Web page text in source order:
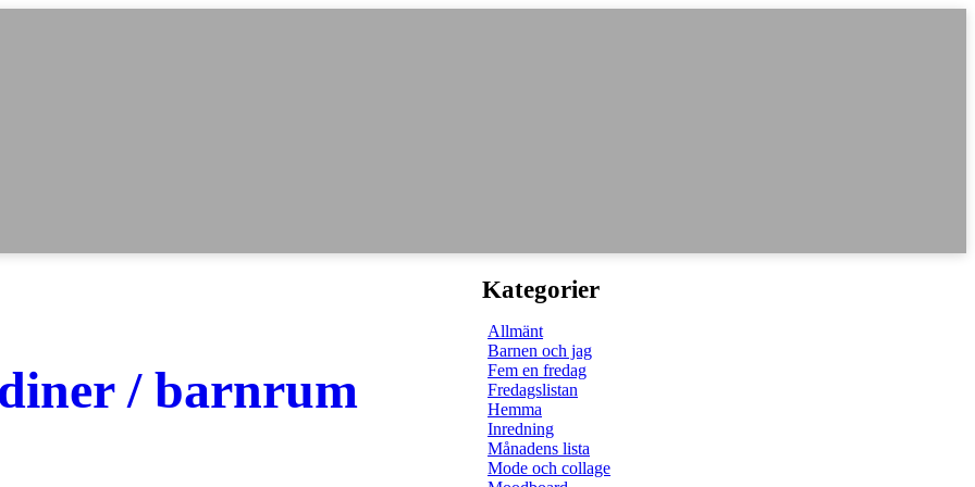
/ barnrum
Kategorier
Allmänt
Barnen och jag
Fem en fredag
Fredagslistan
Hemma
Inredning
Månadens lista
Mode och collage